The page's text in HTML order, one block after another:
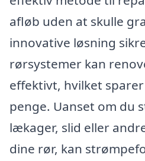
afløb uden at skulle
innovative løsning
rørsystemer kan
effektivt, hvilket
penge. Uanset om du
lækager, slid eller
dine rør, kan